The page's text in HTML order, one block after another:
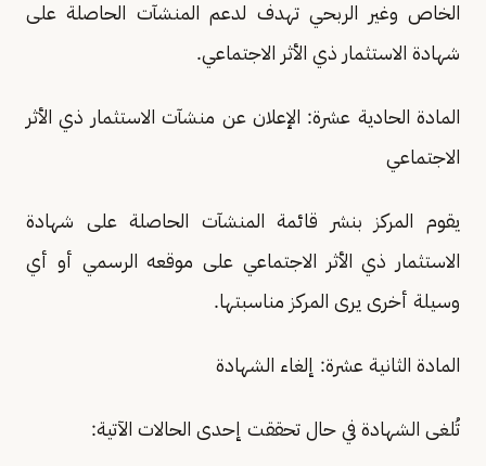
الخاص وغير الربحي تهدف لدعم المنشآت الحاصلة على
شهادة الاستثمار ذي الأثر الاجتماعي.
المادة الحادية عشرة: الإعلان عن منشآت الاستثمار ذي الأثر
الاجتماعي
يقوم المركز بنشر قائمة المنشآت الحاصلة على شهادة
الاستثمار ذي الأثر الاجتماعي على موقعه الرسمي أو أي
وسيلة أخرى يرى المركز مناسبتها.
المادة الثانية عشرة: إلغاء الشهادة
تُلغى الشهادة في حال تحققت إحدى الحالات الآتية: